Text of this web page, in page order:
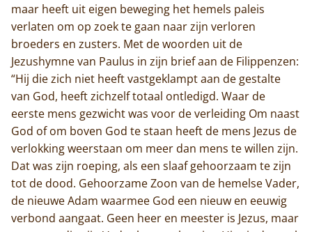
Home
maar heeft uit eigen beweging het hemels paleis
verlaten om op zoek te gaan naar zijn verloren
broeders en zusters. Met de woorden uit de
Jezushymne van Paulus in zijn brief aan de Filippenzen:
“Hij die zich niet heeft vastgeklampt aan de gestalte
van God, heeft zichzelf totaal ontledigd. Waar de
eerste mens gezwicht was voor de verleiding Om naast
God of om boven God te staan heeft de mens Jezus de
verlokking weerstaan om meer dan mens te willen zijn.
Dat was zijn roeping, als een slaaf gehoorzaam te zijn
tot de dood. Gehoorzame Zoon van de hemelse Vader,
de nieuwe Adam waarmee God een nieuw en eeuwig
verbond aangaat. Geen heer en meester is Jezus, maar